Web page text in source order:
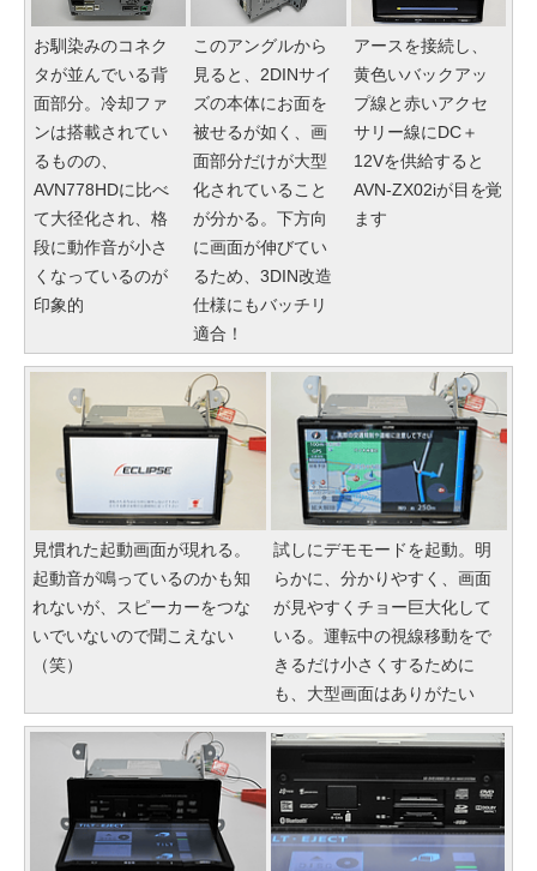
お馴染みのコネク
タが並んでいる背
面部分。冷却ファ
ンは搭載されてい
るものの、
AVN778HDに比べ
て大径化され、格
段に動作音が小さ
くなっているのが
印象的
このアングルから
見ると、2DINサイ
ズの本体にお面を
被せるが如く、画
面部分だけが大型
化されていること
が分かる。下方向
に画面が伸びてい
るため、3DIN改造
仕様にもバッチリ
適合！
アースを接続し、
黄色いバックアッ
プ線と赤いアクセ
サリー線にDC＋
12Vを供給すると
AVN-ZX02iが目を覚
ます
見慣れた起動画面が現れる。
起動音が鳴っているのかも知
れないが、スピーカーをつな
いでいないので聞こえない
（笑）
試しにデモモードを起動。明
らかに、分かりやすく、画面
が見やすくチョー巨大化して
いる。運転中の視線移動をで
きるだけ小さくするために
も、大型画面はありがたい